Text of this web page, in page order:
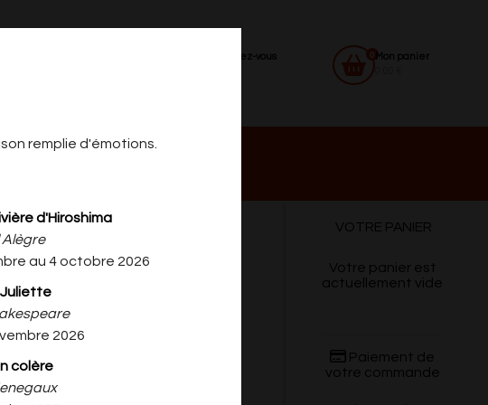
remplie d'émotions.
d'Hiroshima
Alègre
au 4 octobre 2026
2026
colère
Identifiez-vous 0 Mon panier
L'ACTU DU
MERCREDI VOTRE PANIER
Votre panier est
actuellement vide
Paiement de
votre commande